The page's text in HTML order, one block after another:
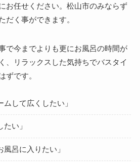
お任せください。松山市のみならず
だく事ができます。
で今までよりも更にお風呂の時間が
、リラックスした気持ちでバスタイ
ずです。
ムして広くしたい」
たい」
風呂に入りたい」